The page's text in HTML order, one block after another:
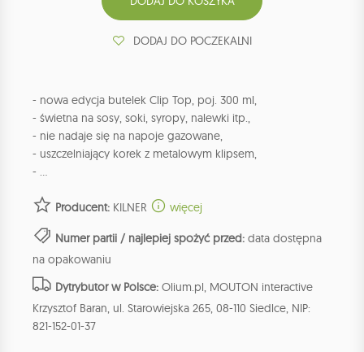
DODAJ DO POCZEKALNI
- nowa edycja butelek Clip Top, poj. 300 ml,
- świetna na sosy, soki, syropy, nalewki itp.,
- nie nadaje się na napoje gazowane,
- uszczelniający korek z metalowym klipsem,
- ...
Producent: KILNER więcej
Numer partii / najlepiej spożyć przed: data dostępna
na opakowaniu
Dytrybutor w Polsce: Olium.pl, MOUTON interactive
Krzysztof Baran, ul. Starowiejska 265, 08-110 Siedlce, NIP:
821-152-01-37